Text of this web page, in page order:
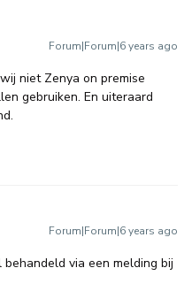
Forum|Forum|6 years ago
niet Zenya on premise
gebruiken. En uiteraard
Forum|Forum|6 years ago
via een melding bij